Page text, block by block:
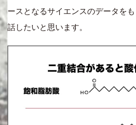
ースとなるサイエンスのデータを
話したいと思います。